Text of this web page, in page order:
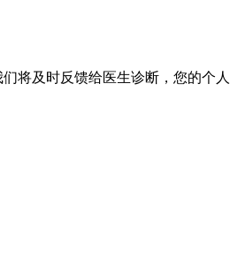
将及时反馈给医生诊断，您的个人